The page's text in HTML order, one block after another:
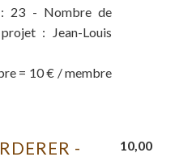
: 23 - Nombre de
: Jean-Louis
= 10 € / membre
-
10,00